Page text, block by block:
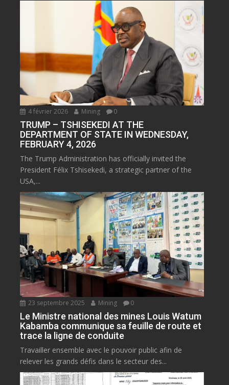
4 février 2026 Mining 0
TRUMP – TSHISEKEDI AT THE
DEPARTMENT OF STATE IN WEDNESDAY,
FEBRUARY 4, 2026
The Trump Administration has officially invited the
President Félix Tshisekedi, a strategic partner of the
USA,...
23 septembre 2025 Mining 0
Le Ministre national des mines Louis Watum
Kabamba communique sa feuille de route et
trace la ligne de conduite
Travailler ensemble avec le pouvoir public afin de
relever les grands défis dans le secteur des...